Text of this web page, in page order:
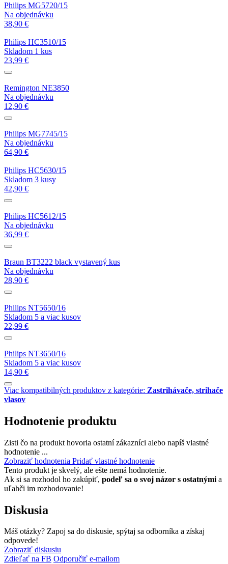
Philips MG5720/15
Na objednávku
38,90 €
Philips HC3510/15
Skladom 1 kus
23,99 €
Remington NE3850
Na objednávku
12,90 €
Philips MG7745/15
Na objednávku
64,90 €
Philips HC5630/15
Skladom 3 kusy
42,90 €
Philips HC5612/15
Na objednávku
36,99 €
Braun BT3222 black vystavený kus
Na objednávku
28,90 €
Philips NT5650/16
Skladom 5 a viac kusov
22,99 €
Philips NT3650/16
Skladom 5 a viac kusov
14,90 €
Viac kompatibilných produktov z kategórie: Zastrihávače, strihače
vlasov
Hodnotenie produktu
Zisti čo na produkt hovoria ostatní zákazníci alebo napíš vlastné
hodnotenie ...
Zobraziť hodnotenia Pridať vlastné hodnotenie
Tento produkt je skvelý, ale ešte nemá hodnotenie.
Ak si sa rozhodol ho zakúpiť, podeľ sa o svoj názor s ostatnými a
uľahči im rozhodovanie!
Diskusia
Máš otázky? Zapoj sa do diskusie, spýtaj sa odborníka a získaj
odpovede!
Zobraziť diskusiu
Zdieľať na FB Odporučiť e-mailom